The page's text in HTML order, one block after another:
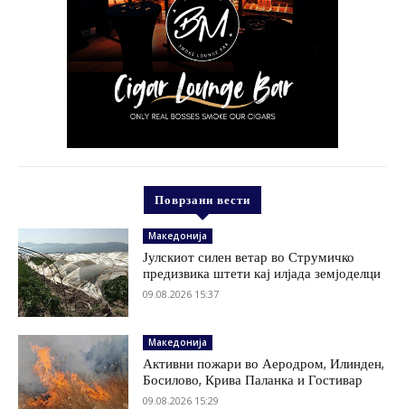
Поврзани вести
Македонија
Јулскиот силен ветар во Струмичко
предизвика штети кај илјада земјоделци
09.08.2026 15:37
Македонија
Активни пожари во Аеродром, Илинден,
Босилово, Крива Паланка и Гостивар
09.08.2026 15:29